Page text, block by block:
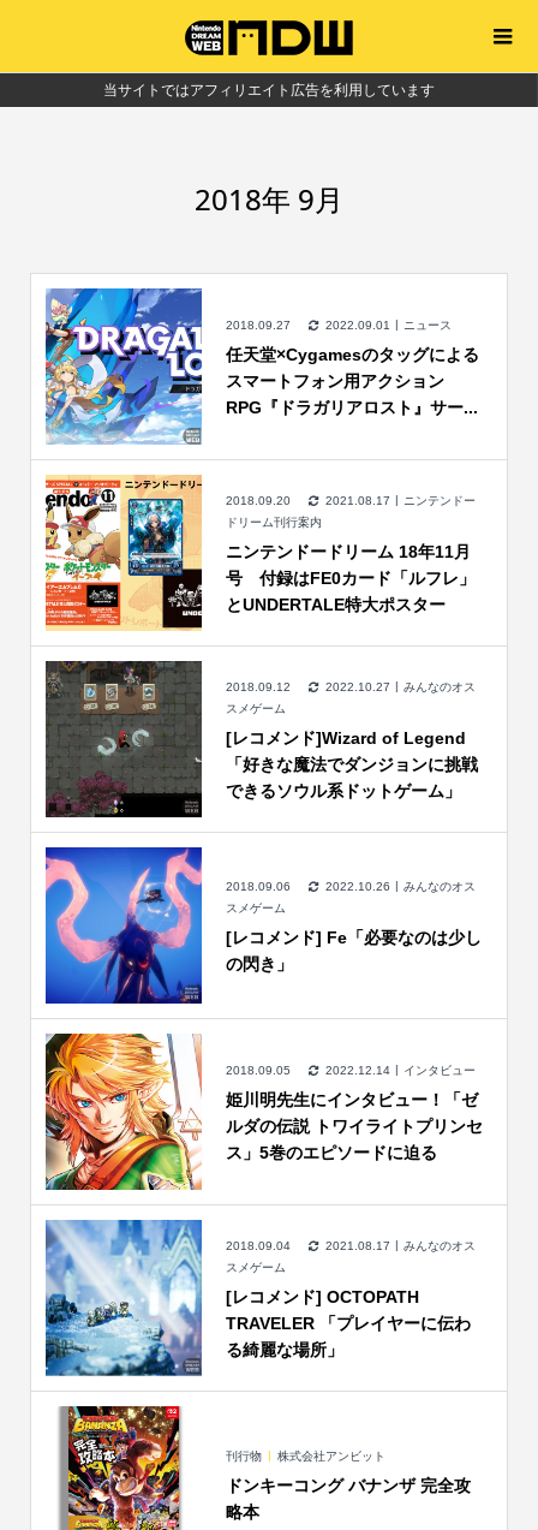
当サイトではアフィリエイト広告を利用しています
2018年 9月
2018.09.27 2022.09.01 ニュース
任天堂×Cygamesのタッグによる
スマートフォン用アクション
RPG『ドラガリアロスト』サー...
2018.09.20 2021.08.17
ニンテンドー
ドリーム刊行案内
ニンテンドードリーム 18年11月
号 付録はFE0カード「ルフレ」
とUNDERTALE特大ポスター
2018.09.12 2022.10.27
みんなのオス
スメゲーム
[レコメンド]Wizard of Legend
「好きな魔法でダンジョンに挑戦
できるソウル系ドットゲーム」
2018.09.06 2022.10.26
みんなのオス
スメゲーム
[レコメンド] Fe「必要なのは少し
の閃き」
2018.09.05 2022.12.14 インタビュー
姫川明先生にインタビュー！「ゼ
ルダの伝説 トワイライトプリンセ
ス」5巻のエピソードに迫る
2018.09.04 2021.08.17
みんなのオス
スメゲーム
[レコメンド] OCTOPATH
TRAVELER 「プレイヤーに伝わ
る綺麗な場所」
刊行物 株式会社アンビット
ドンキーコング バナンザ 完全攻
略本